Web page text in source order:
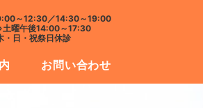
～12:30／14:30～19:00
曜午後14:00～17:30
・日・祝祭日休診
お問い合わせ